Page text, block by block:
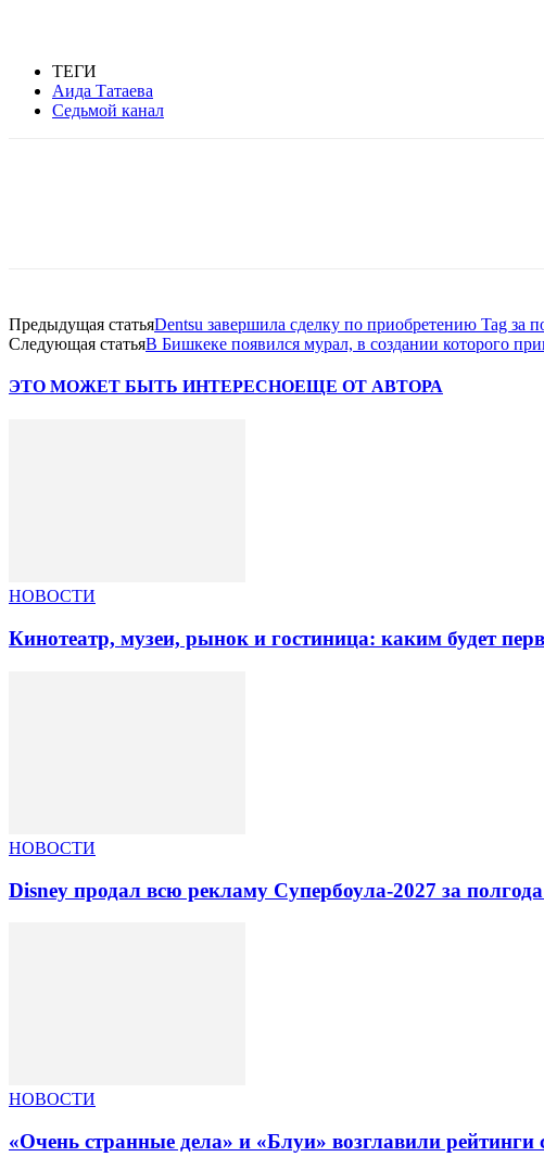
ТЕГИ
Аида Татаева
Седьмой канал
Предыдущая статьяDentsu завершила сделку по приобретению Tag за
Следующая статьяВ Бишкеке появился мурал, в создании которого
ЭТО МОЖЕТ БЫТЬ ИНТЕРЕСНОЕЩЕ ОТ АВТОРА
НОВОСТИ
Кинотеатр, музеи, рынок и гостиница: каким будет
НОВОСТИ
Disney продал всю рекламу Супербоула-2027 за
НОВОСТИ
«Очень странные дела» и «Блуи» возглавили рейтинги